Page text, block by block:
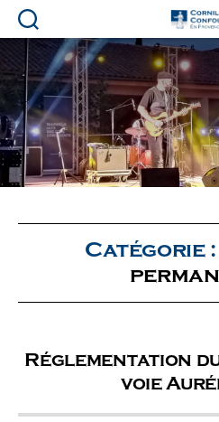
de
en
Catégorie :
Réglementation
voie